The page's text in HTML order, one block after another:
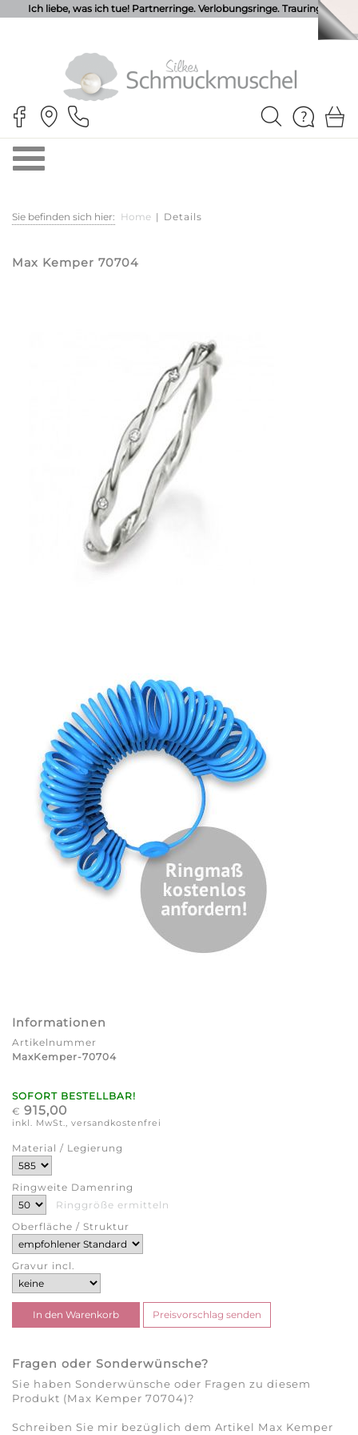
Ich liebe, was ich tue! Partnerringe. Verlobungsringe. Trauringe.
Sie befinden sich hier: Home | Details
Max Kemper 70704
Informationen
Artikelnummer
MaxKemper-70704
SOFORT BESTELLBAR!
€ 915,00
inkl. MwSt., versandkostenfrei
Material / Legierung
Ringweite Damenring
Ringgröße ermitteln
Oberfläche / Struktur
Gravur incl.
Fragen oder Sonderwünsche?
Sie haben Sonderwünsche oder Fragen zu diesem
Produkt (Max Kemper 70704)?
Schreiben Sie mir bezüglich dem Artikel Max Kemper